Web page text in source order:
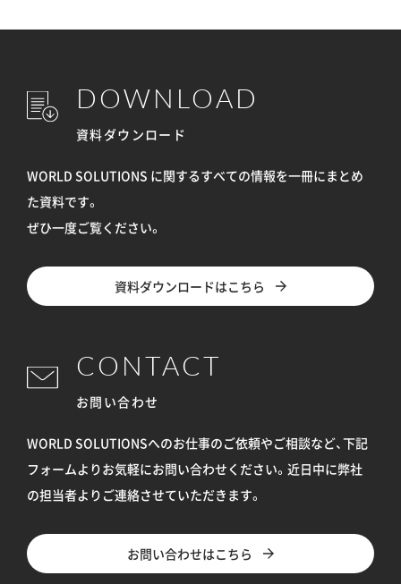
DOWNLOAD
資料ダウンロード
WORLD SOLUTIONS に関するすべての情報を一冊にまとめ
た資料です。
ぜひ一度ご覧ください。
資料ダウンロードはこちら
CONTACT
お問い合わせ
WORLD SOLUTIONSへのお仕事のご依頼やご相談など、下記
フォームよりお気軽にお問い合わせください。 近日中に弊社
の担当者よりご連絡させていただきます。
お問い合わせはこちら